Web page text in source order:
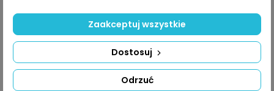
favorite_border
Odrzuć
Dostosuj
Zaakceptuj wszystkie